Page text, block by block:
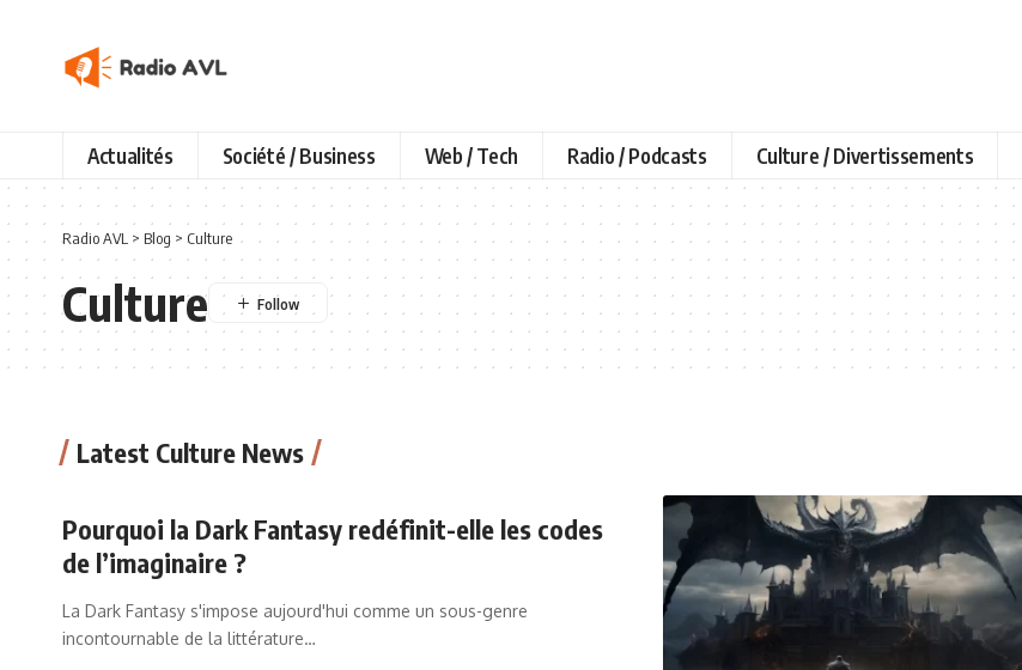
Actualités Société / Business Web / Tech Radio / Podcasts Culture / Divertissements
Radio AVL > Blog > Culture
Culture
Latest Culture News
Pourquoi la Dark Fantasy redéfinit-elle les codes
de l’imaginaire ?
La Dark Fantasy s'impose aujourd'hui comme un sous-genre
incontournable de la littérature…